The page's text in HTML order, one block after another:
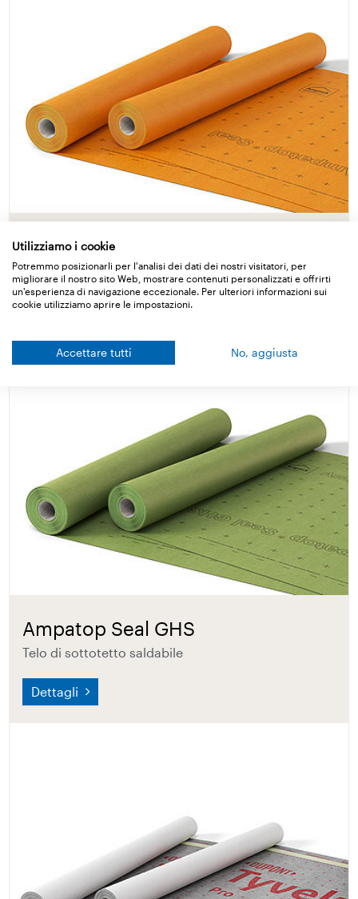
Ampatop Seal
Telo di sottotetto saldabile
Dettagli
Ampatop Seal GHS
Telo di sottotetto saldabile
Dettagli
Utilizziamo i cookie
Potremmo posizionarli per l'analisi dei dati dei nostri visitatori, per
migliorare il nostro sito Web, mostrare contenuti personalizzati e offrirti
un'esperienza di navigazione eccezionale. Per ulteriori informazioni sui
cookie utilizziamo aprire le impostazioni.
Accettare tutti No, aggiusta